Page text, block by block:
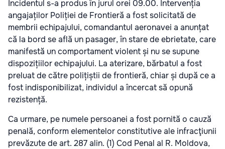
Incidentul s-a produs în jurul orei 09.00. Intervenția
angajaților Poliției de Frontieră a fost solicitată de
membrii echipajului, comandantul aeronavei a anunțat
că la bord se află un pasager, în stare de ebrietate, care
manifestă un comportament violent și nu se supune
dispozițiilor echipajului. La aterizare, bărbatul a fost
preluat de către polițiștii de frontieră, chiar și după ce a
fost indisponibilizat, individul a încercat să opună
rezistență.
Ca urmare, pe numele persoanei a fost pornită o cauză
penală, conform elementelor constitutive ale infracţiunii
prevăzute de art. 287 alin. (1) Cod Penal al R. Moldova,